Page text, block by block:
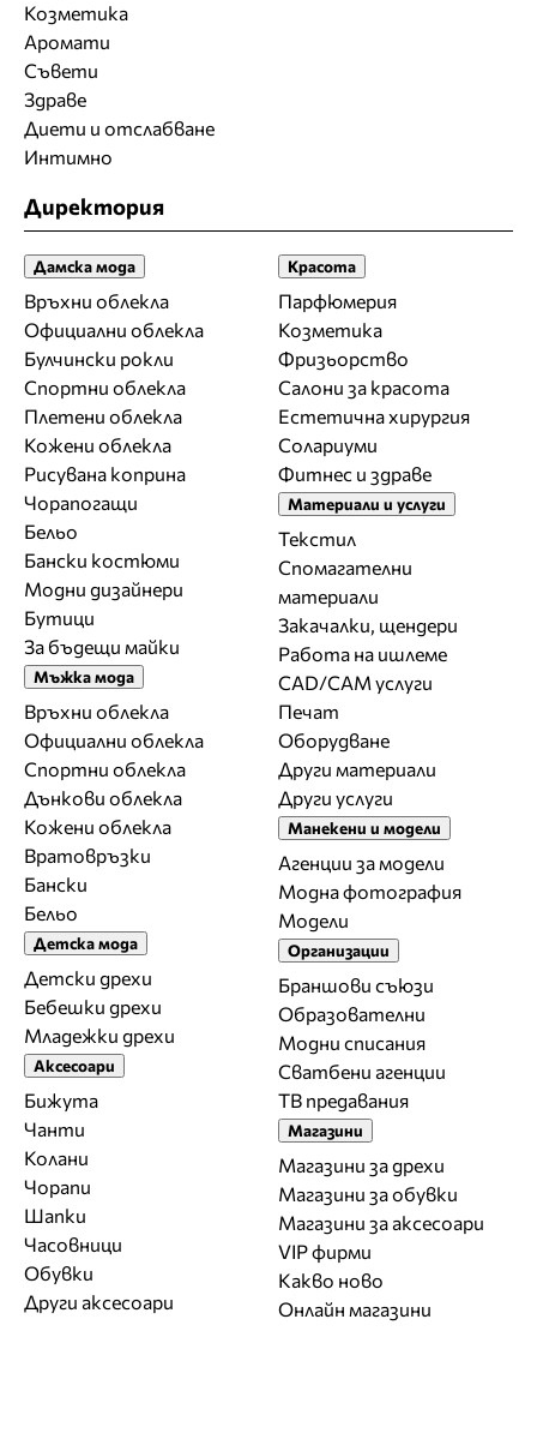
Козметика
Аромати
Съвети
Здраве
Диети и отслабване
Интимно
Директория
Дамска мода
Връхни облекла
Официални облекла
Булчински рокли
Спортни облекла
Плетени облекла
Кожени облекла
Рисувана коприна
Чорапогащи
Бельо
Бански костюми
Модни дизайнери
Бутици
За бъдещи майки
Мъжка мода
Връхни облекла
Официални облекла
Спортни облекла
Дънкови облекла
Кожени облекла
Вратовръзки
Бански
Бельо
Детска мода
Детски дрехи
Бебешки дрехи
Младежки дрехи
Аксесоари
Бижута
Чанти
Колани
Чорапи
Шапки
Часовници
Обувки
Други аксесоари
Красота
Парфюмерия
Козметика
Фризьорство
Салони за красота
Естетична хирургия
Солариуми
Фитнес и здраве
Материали и услуги
Текстил
Спомагателни
материали
Закачалки, щендери
Работа на ишлеме
CAD/CAM услуги
Печат
Оборудване
Други материали
Други услуги
Манекени и модели
Агенции за модели
Модна фотография
Модели
Организации
Браншови съюзи
Образователни
Модни списания
Сватбени агенции
ТВ предавания
Магазини
Магазини за дрехи
Магазини за обувки
Магазини за aксесоари
VIP фирми
Какво ново
Онлайн магазини